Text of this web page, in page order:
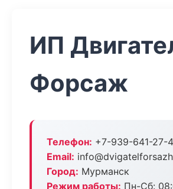
ИП
Форсаж
Телефон: +7-939-641-27-
Email:
Город: Мурманск
Режим работы: Пн-Сб: